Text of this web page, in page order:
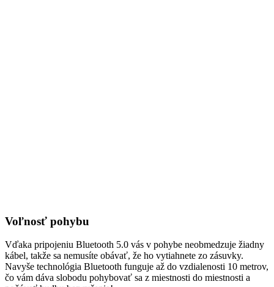
Voľnosť pohybu
Vďaka pripojeniu Bluetooth 5.0 vás v pohybe neobmedzuje žiadny
kábel, takže sa nemusíte obávať, že ho vytiahnete zo zásuvky.
Navyše technológia Bluetooth funguje až do vzdialenosti 10 metrov,
čo vám dáva slobodu pohybovať sa z miestnosti do miestnosti a